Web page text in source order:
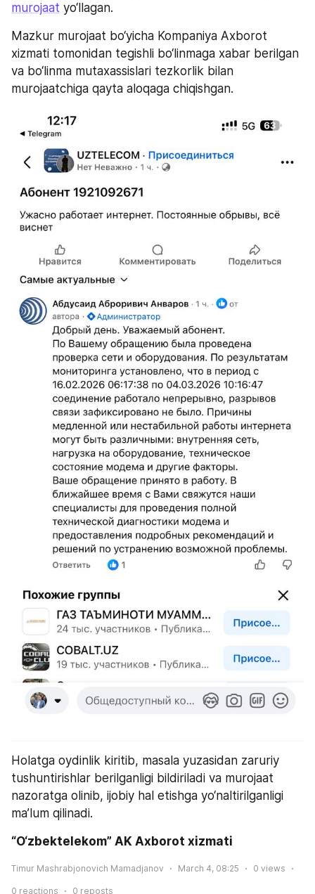
murojaat yo‘llagan.
Mazkur murojaat bo‘yicha Kompaniya Axborot
xizmati tomonidan tegishli bo‘linmaga xabar berilgan
va bo‘linma mutaxassislari tezkorlik bilan
murojaatchiga qayta aloqaga chiqishgan.
Holatga oydinlik kiritib, masala yuzasidan zaruriy
tushuntirishlar berilganligi bildiriladi va murojaat
nazoratga olinib, ijobiy hal etishga yo‘naltirilganligi
ma’lum qilinadi.
“O‘zbektelekom” AK Axborot xizmati
Timur Mashrabjonovich Mamadjanov March 4, 08:25 0 views
0 reactions 0 reposts